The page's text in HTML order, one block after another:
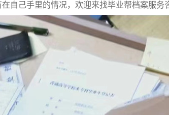
自己手里的情况，欢迎来找毕业帮档案服务